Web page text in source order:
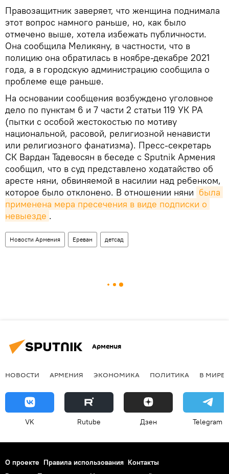
Правозащитник заверяет, что женщина поднимала
этот вопрос намного раньше, но, как было
отмечено выше, хотела избежать публичности.
Она сообщила Меликяну, в частности, что в
полицию она обратилась в ноябре-декабре 2021
года, а в городскую администрацию сообщила о
проблеме еще раньше.
На основании сообщения возбуждено уголовное
дело по пунктам 6 и 7 части 2 статьи 119 УК РА
(пытки с особой жестокостью по мотиву
национальной, расовой, религиозной ненависти
или религиозного фанатизма). Пресс-секретарь
СК Вардан Тадевосян в беседе с Sputnik Армения
сообщил, что в суд представлено ходатайство об
аресте няни, обвиняемой в насилии над ребенком,
которое было отклонено. В отношении няни была
применена мера пресечения в виде подписки о
невыезде .
Новости Армения Ереван детсад
Армения
НОВОСТИ АРМЕНИЯ ЭКОНОМИКА ПОЛИТИКА В МИРЕ
VK Rutube Дзен Telegram
О проекте Правила использования Контакты